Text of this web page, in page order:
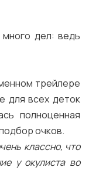
дел: ведь
трейлере
для всех деток
полноценная
очков.
классно, что
у окулиста во